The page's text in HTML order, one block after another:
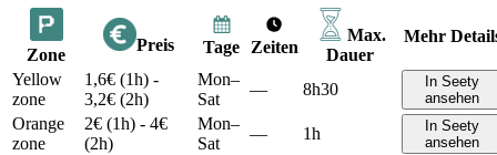
Zone
Preis Tage Zeiten
Max.
Dauer
Mehr
Yellow
zone
1,6€ (1h) -
3,2€ (2h)
Mon–
Sat
— 8h30
In Seety
ansehen
Orange
zone
2€ (1h) - 4€
(2h)
Mon–
Sat
— 1h
In Seety
ansehen